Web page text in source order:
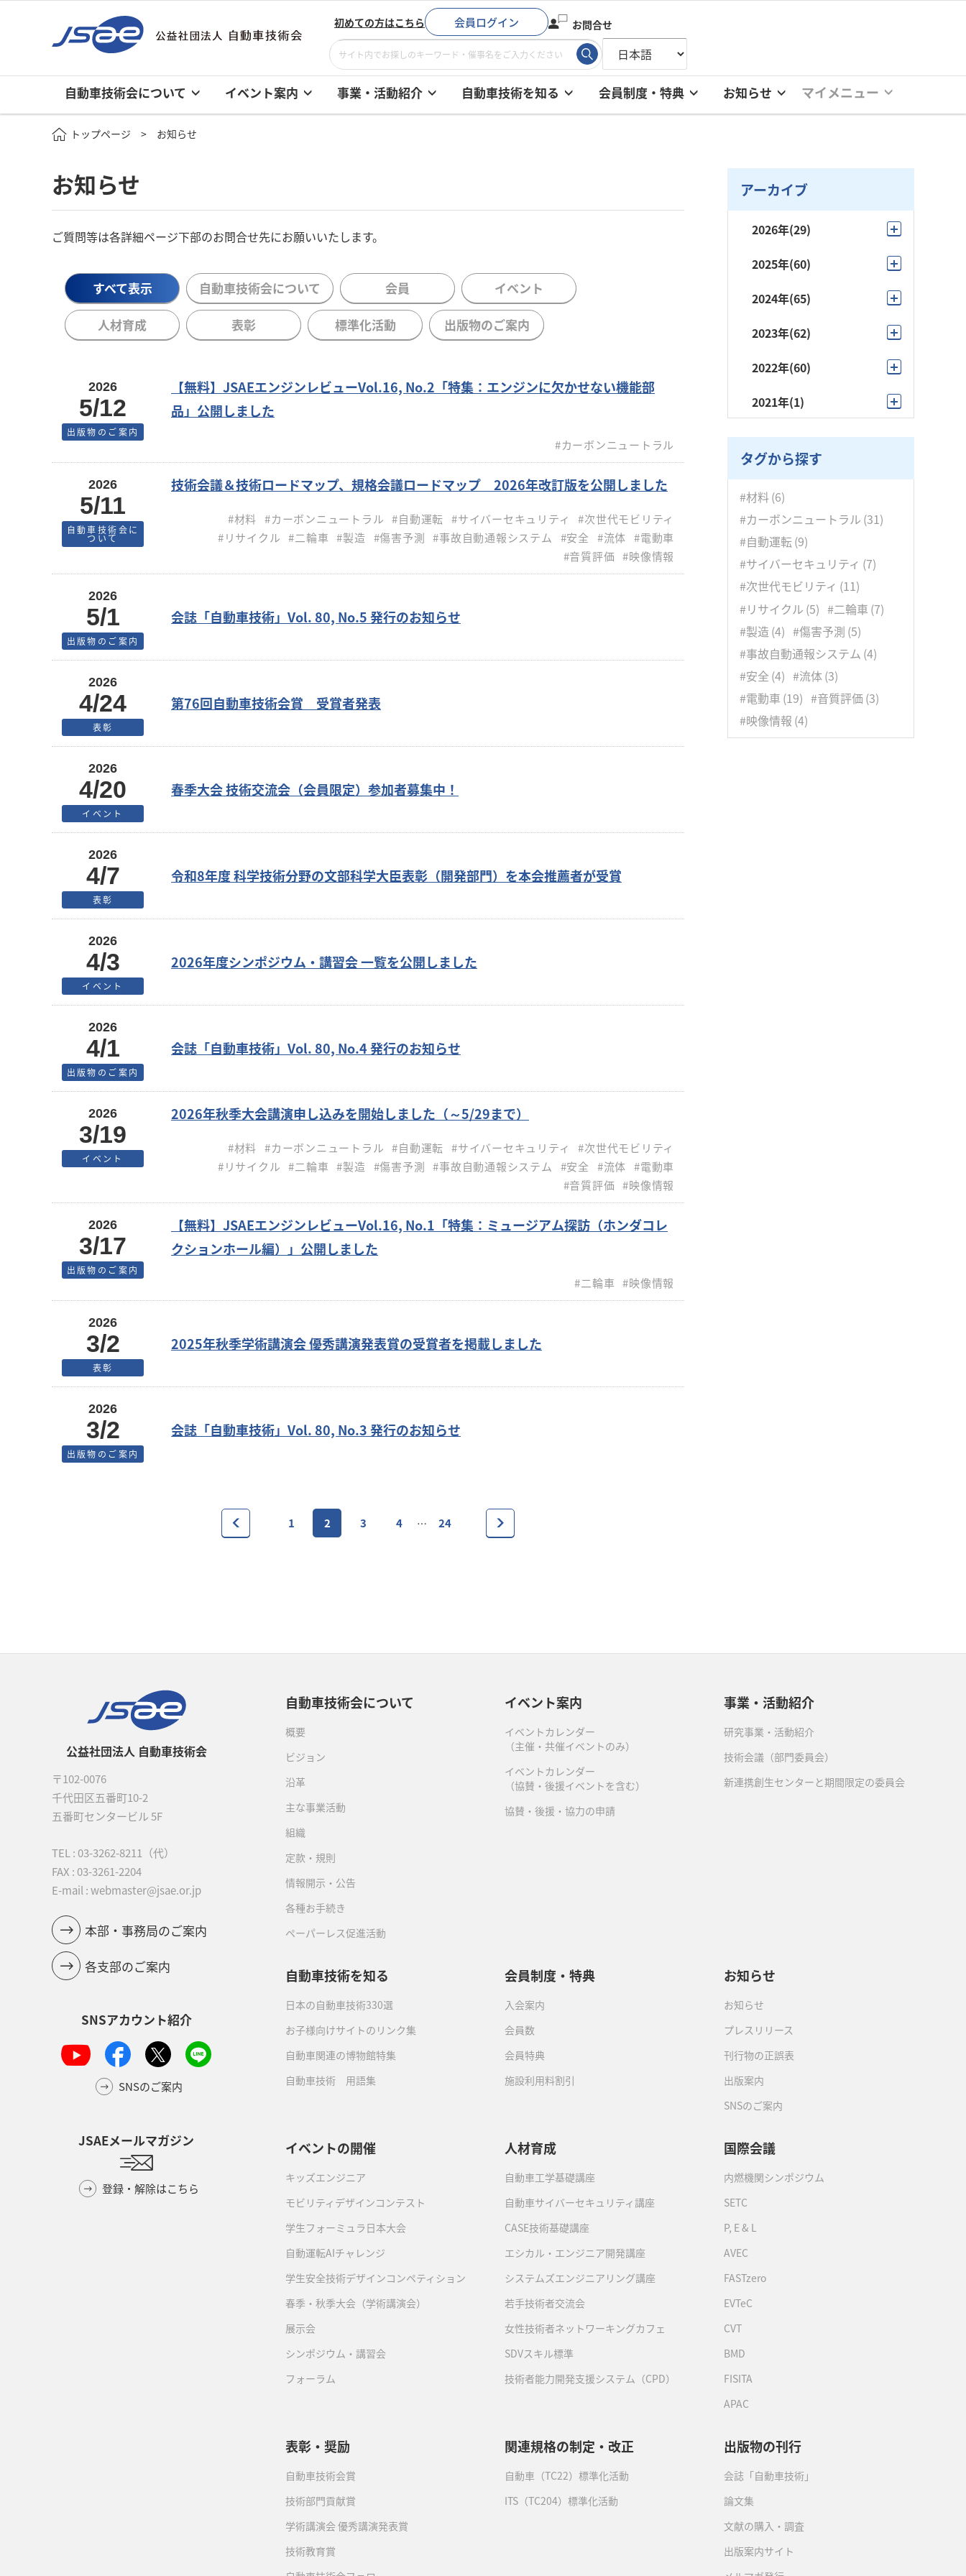
初めての方はこちら 会員ログイン お問合せ
自動車技術会について イベント案内 事業・活動紹介 自動車技術を知る 会員制度・特典 お知らせ マイメニュー
トップページ お知らせ
お知らせ
ご質問等は各詳細ページ下部のお問合せ先にお願いいたします。
すべて表示 自動車技術会について 会員 イベント
人材育成 表彰 標準化活動 出版物のご案内
【無料】JSAEエンジンレビューVol.16, No.2「特集：エンジンに欠かせない機能部
品」公開しました
#カーボンニュートラル
2026
5/12
出版物のご案内
技術会議＆技術ロードマップ、規格会議ロードマップ 2026年改訂版を公開しました
#材料 #カーボンニュートラル #自動運転 #サイバーセキュリティ
#次世代モビリティ
#リサイクル #二輪車 #製造 #傷害予測 #事故自動通報システム #安全 #流体 #電動車
#音質評価 #映像情報
2026
5/11
自動車技術会に
ついて
会誌「自動車技術」Vol. 80, No.5 発行のお知らせ
2026
5/1
出版物のご案内
第76回自動車技術会賞 受賞者発表
2026
4/24
表彰
春季大会 技術交流会（会員限定）参加者募集中！
2026
4/20
イベント
令和8年度 科学技術分野の文部科学大臣表彰（開発部門）を本会推薦者が受賞
2026
4/7
表彰
2026年度シンポジウム・講習会 一覧を公開しました
2026
4/3
イベント
会誌「自動車技術」Vol. 80, No.4 発行のお知らせ
2026
4/1
出版物のご案内
2026年秋季大会講演申し込みを開始しました（～5/29まで）
#材料 #カーボンニュートラル #自動運転 #サイバーセキュリティ
#次世代モビリティ
#リサイクル #二輪車 #製造 #傷害予測 #事故自動通報システム #安全 #流体 #電動車
#音質評価 #映像情報
2026
3/19
イベント
【無料】JSAEエンジンレビューVol.16, No.1「特集：ミュージアム探訪（ホンダコレ
クションホール編）」公開しました
#二輪車 #映像情報
2026
3/17
出版物のご案内
2025年秋季学術講演会 優秀講演発表賞の受賞者を掲載しました
2026
3/2
表彰
会誌「自動車技術」Vol. 80, No.3 発行のお知らせ
2026
3/2
出版物のご案内
1 2 3 4 … 24
アーカイブ
2026年(29)
8月(4)
5月 (4)
4月(5)
3月(4)
1月(4)
2025年(60)
12月(4)
9月 (15)
8月(3)
7月(6)
6月(3)
5月(4)
4月(3)
3月(5)
2月
1月 (4)
2024年(65)
12月(2)
9月 (21)
8月(5)
7月 (6)
6月(4)
5月(2)
4月 (2)
3月(5)
2月(4)
1月(5)
2023年(62)
12月(4)
10月(9)
7月(2)
6月
5月 (6)
4月(3)
3月 (4)
2月 (7)
1月(5)
2022年(60)
12月(10)
10月(5)
9月(4)
8月 (5)
7月(5)
6月(3)
5月(6)
3月(8)
2021年(1)
タグから探す
#材料 (6)
#カーボンニュートラル (31)
#自動運転(9)
#サイバーセキュリティ (7)
#次世代モビリティ (11)
#リサイクル (5) #二輪車 (7)
#製造 (4) #傷害予測 (5)
#事故自動通報システム (4)
#安全 (4) #流体(3)
#電動車 (19) #音質評価 (3)
#映像情報 (4)
公益社団法人 自動車技術会
〒102-0076
千代田区五番町10-2
五番町センタービル 5F
TEL : 03-3262-8211
（代）
FAX : 03-3261-2204
E-mail : webmaster@jsae.or.jp
本部・事務局のご案内
各支部のご案内
SNSアカウント紹介
SNSのご案内
JSAEメールマガジン
登録・解除はこちら
自動車技術会について
概要
ビジョン
沿革
主な事業活動
組織
定款・規則
情報開示・公告
各種お手続き
ペーパーレス促進活動
イベント案内
イベントカレンダー
（主催・共催イベントのみ）
イベントカレンダー
（協賛・後援イベントを含む）
協賛・後援・協力の申請
事業・活動紹介
研究事業・活動紹介
技術会議（部門委員会）
新連携創生センターと期間限定の委員会
自動車技術を知る
日本の自動車技術330選
お子様向けサイトのリンク集
自動車関連の博物館特集
自動車技術 用語集
会員制度・特典
入会案内
会員数
会員特典
施設利用料割引
お知らせ
お知らせ
プレスリリース
刊行物の正誤表
出版案内
SNSのご案内
イベントの開催
キッズエンジニア
モビリティデザインコンテスト
学生フォーミュラ日本大会
自動運転AIチャレンジ
学生安全技術デザインコンペティション
春季・秋季大会（学術講演会）
展示会
シンポジウム・講習会
フォーラム
人材育成
自動車工学基礎講座
自動車サイバーセキュリティ講座
CASE技術基礎講座
エシカル・エンジニア開発講座
システムズエンジニアリング講座
若手技術者交流会
女性技術者ネットワーキングカフェ
SDVスキル標準
技術者能力開発支援システム（CPD）
国際会議
内燃機関シンポジウム
SETC
P, E & L
AVEC
FASTzero
EVTeC
CVT
BMD
FISITA
APAC
表彰・奨励
自動車技術会賞
技術部門貢献賞
学術講演会 優秀講演発表賞
技術教育賞
関連規格の制定・改正
自動車（TC22）標準化活動
ITS（TC204）標準化活動
出版物の刊行
会誌「自動車技術」
論文集
文献の購入・調査
出版案内サイト